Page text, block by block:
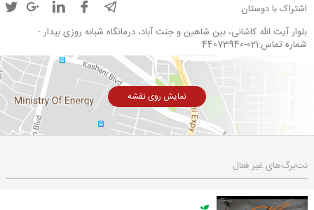
اشتراک با دوستان
بلوار آیت الله کاشانی، بین شاهین و جنت آباد، درمانگاه شبانه روزی بیدار -
شماره تماس:021-44073940
نمایش روی نقشه
نت‌برگ‌های غیر فعال